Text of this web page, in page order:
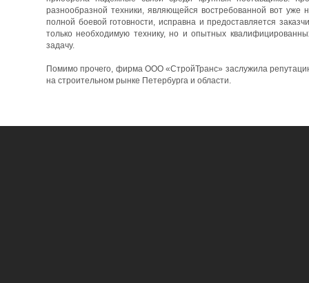
разнообразной техники, являющейся востребованной вот уже
полной боевой готовности, исправна и предоставляется
только необходимую технику, но и опытных
задачу.
Помимо прочего, фирма ООО «СтройТранс» заслужила
на строительном рынке Петербурга и области.